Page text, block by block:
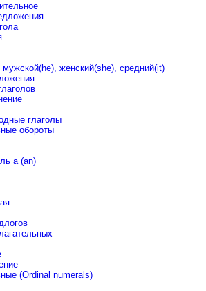
женский(she), средний(it)
глаголы
обороты
a (an)
(Ordinal numerals)